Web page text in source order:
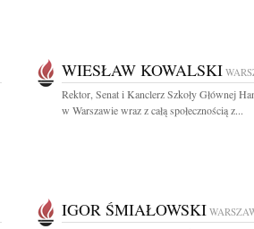
WIESŁAW KOWALSKI
Rektor, Senat i Kanclerz Szkoły Głównej
w Warszawie wraz z całą społecznością z...
IGOR ŚMIAŁOWSKI